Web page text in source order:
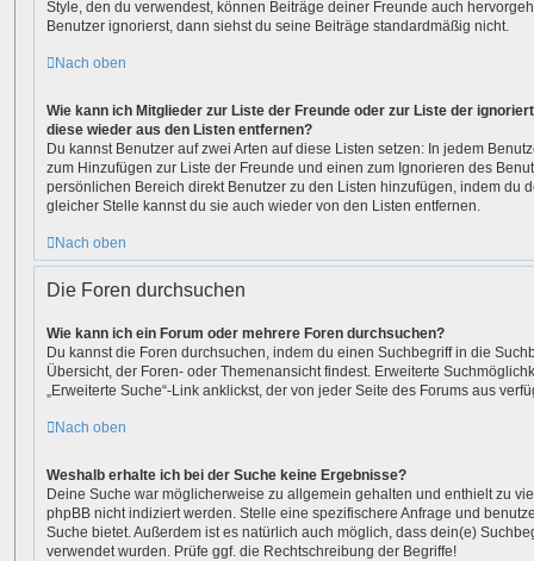
Style, den du verwendest, können Beiträge deiner Freunde auch
Benutzer ignorierst, dann siehst du seine Beiträge standardmäßig nicht.
Nach oben
Wie kann ich Mitglieder zur Liste der Freunde oder zur Liste der
diese wieder aus den Listen entfernen?
Du kannst Benutzer auf zwei Arten auf diese Listen setzen: In jedem
zum Hinzufügen zur Liste der Freunde und einen zum Ignorieren des
persönlichen Bereich direkt Benutzer zu den Listen hinzufügen, indem du
gleicher Stelle kannst du sie auch wieder von den Listen entfernen.
Nach oben
Die Foren durchsuchen
Wie kann ich ein Forum oder mehrere Foren durchsuchen?
Du kannst die Foren durchsuchen, indem du einen Suchbegriff in die
Übersicht, der Foren- oder Themenansicht findest. Erweiterte
„Erweiterte Suche“-Link anklickst, der von jeder Seite des Forums aus
Nach oben
Weshalb erhalte ich bei der Suche keine Ergebnisse?
Deine Suche war möglicherweise zu allgemein gehalten und enthielt zu
phpBB nicht indiziert werden. Stelle eine spezifischere Anfrage und
Suche bietet. Außerdem ist es natürlich auch möglich, dass dein(e)
verwendet wurden. Prüfe ggf. die Rechtschreibung der Begriffe!